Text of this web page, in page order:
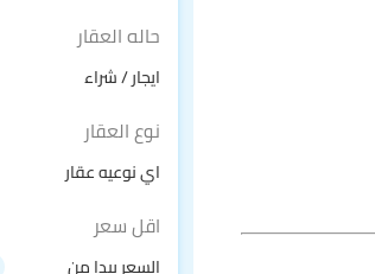
حاله العقار
ايجار / شراء
نوع العقار
اي نوعيه عقار
اقل سعر
السعر يبدا من